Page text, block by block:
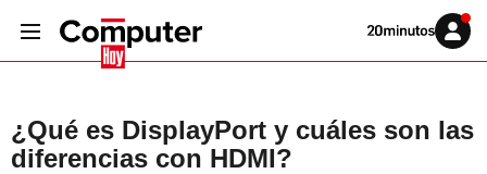
Volver
Iniciar
sesión
¿Qué es DisplayPort y cuáles son las
diferencias con HDMI?